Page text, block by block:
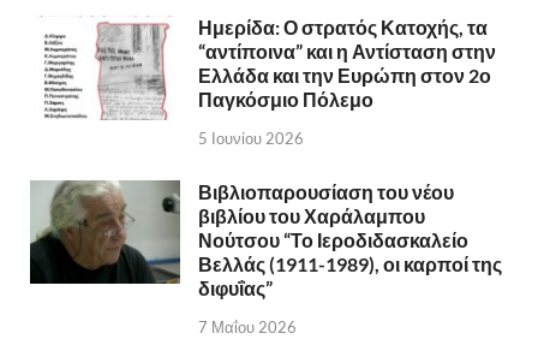
Ημερίδα: Ο στρατός Κατοχής, τα
“αντίποινα” και η Αντίσταση στην
Ελλάδα και την Ευρώπη στον 2ο
Παγκόσμιο Πόλεμο
5 Ιουνίου 2026
Βιβλιοπαρουσίαση του νέου
βιβλίου του Χαράλαμπου
Νούτσου “Το Ιεροδιδασκαλείο
Βελλάς (1911-1989), οι καρποί της
διφυΐας”
7 Μαΐου 2026